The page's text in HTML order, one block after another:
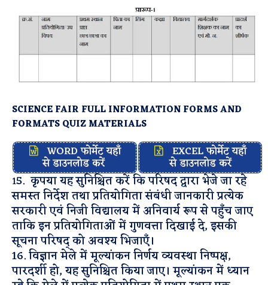
SCIENCE FAIR FULL INFORMATION FORMS AND
FORMATS QUIZ MATERIALS
WORD फोर्मेट यहाँ
से डाउनलोड करें
EXCEL फोर्मेट यहाँ
से डाउनलोड करें
15. कृपया यह सुनिश्चित करें कि परिषद द्वारा भेजे जा रहे
समस्त निर्देश तथा प्रतियोगिता संबंधी जानकारी प्रत्येक
सरकारी एवं निजी विद्यालय में अनिवार्य रूप से पहुँच जाए
ताकि इन प्रतियोगिताओं में गुणवत्ता दिखाई दे, इसकी
सूचनापरिषद् को अवश्य भिजाएँ।
16. विज्ञान मेले में मूल्यांकन निर्णय व्यवस्था निष्पक्ष,
पारदर्शी हो, यह सुनिश्चित किया जाए। मूल्यांकन में ध्यान